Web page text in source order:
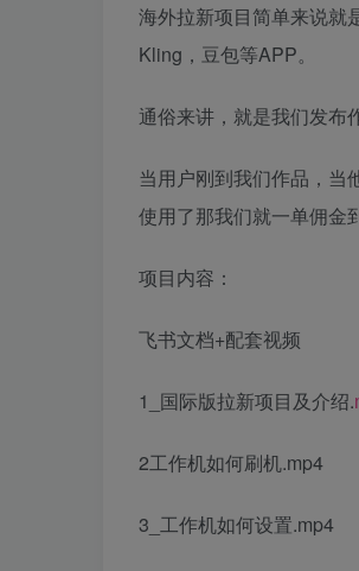
海外拉新项目简单来说就
Kling，豆包等APP。
通俗来讲，就是我们发布
当用户刚到我们作品，当
使用了那我们就一单佣金
项目内容：
飞书文档+配套视频
1_国际版拉新项目及介绍.
2工作机如何刷机.mp4
3_工作机如何设置.mp4